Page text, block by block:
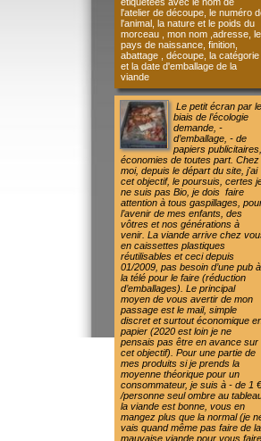
Le petit écran par le
biais de l’écologie
demande, -
d’emballage, - de
papiers publicitaires,
économies de toutes part. Chez
moi, depuis le départ du site, j'ai
cet objectif, le poursuis, certes je
ne suis pas Bio, je dois faire
attention à tous gaspillages, pour
l’avenir de mes enfants, des
vôtres et nos générations à
venir. La viande arrive chez vous
en caissettes plastiques
réutilisables et ceci depuis
01/2009, pas besoin d’une pub à
la télé pour le faire (réduction
d’emballages).Le principal
moyen de vous avertir de mon
passage est le mail, simple
discret et surtout économique en
papier (2020 est loin je ne
pensais pas être en avance sur
cet objectif).Pour une partie de
mes produits si je prends la
moyenne théorique pour un
consommateur, je suis à - de 1 €
/personne seul ombre au tableau,
la viande est bonne, vous en
mangez plus que la normal (je ne
vais quand même pas faire de la
mauvaise viande pour vous faire
faire des économies !!!!!!!).Vous
êtes averti en dernière minute de
mon passage afin de limiter les
trajets car pour moi 1 km en
moins c’est toujours ça de
profitable pour la planète